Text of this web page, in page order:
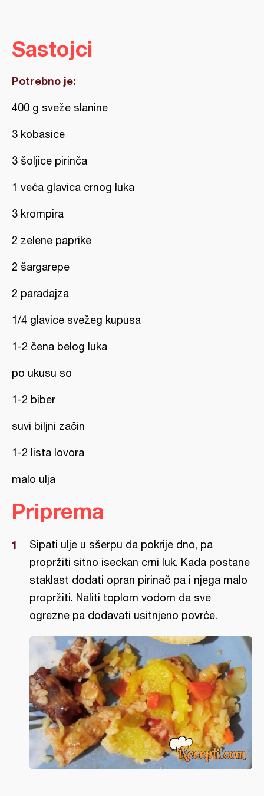
Sastojci
Potrebno je:
400 g sveže slanine
3 kobasice
3 šoljice pirinča
1 veća glavica crnog luka
3 krompira
2 zelene paprike
2 šargarepe
2 paradajza
1/4 glavice svežeg kupusa
1-2 čena belog luka
po ukusu so
1-2 biber
suvi biljni začin
1-2 lista lovora
malo ulja
Priprema
Sipati ulje u sšerpu da pokrije dno, pa
propržiti sitno iseckan crni luk. Kada postane
staklast dodati opran pirinač pa i njega malo
propržiti. Naliti toplom vodom da sve
ogrezne pa dodavati usitnjeno povrće.